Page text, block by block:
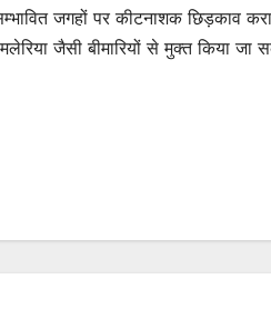
जगहों पर कीटनाशक छिड़काव
जैसी बीमारियों से मुक्त किया जा